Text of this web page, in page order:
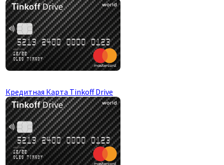
Кредитная Карта Tinkoff Drive